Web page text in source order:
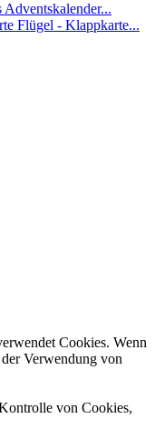
Flügel - Klappkarte...
Cookies. Wenn
Verwendung von
von Cookies,